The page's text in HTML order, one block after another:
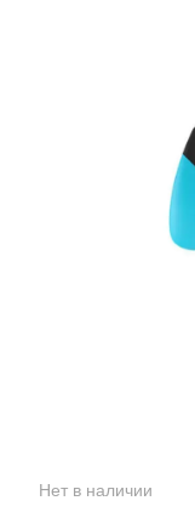
Нет в наличии